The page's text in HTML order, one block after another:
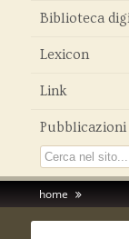
Biblioteca
Lexicon
Link
Pubblicazioni
home